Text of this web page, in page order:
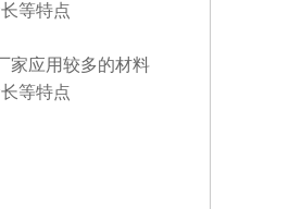
等特点
家应用较多的材料
等特点